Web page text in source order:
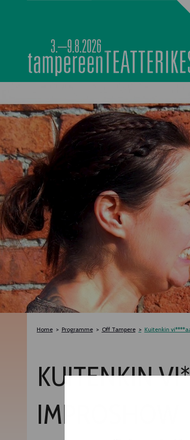
3.–9.8.2026
MAIN
Home Programme Off Tampere Kuitenkin
KUITENKIN
IMPROSHOW